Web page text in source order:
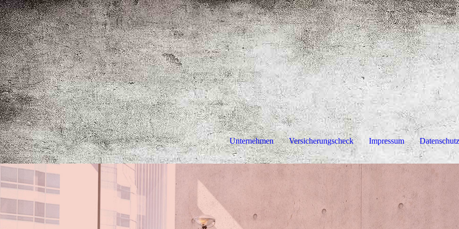
Unternehmen Versicherungscheck Impressum Datenschutz